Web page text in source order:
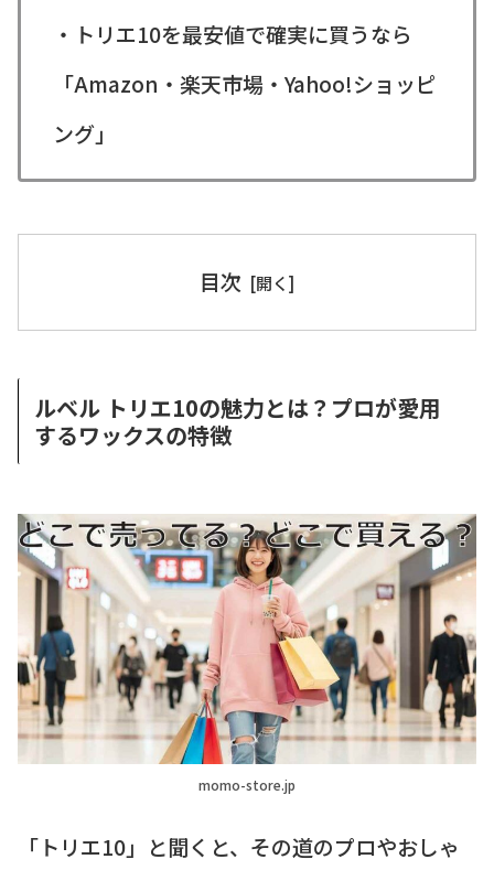
・トリエ10を最安値で確実に買うなら
「Amazon・楽天市場・Yahoo!ショッピ
ング」
目次
ルベル トリエ10の魅力とは？プロが愛用
するワックスの特徴
momo-store.jp
「トリエ10」と聞くと、その道のプロやおしゃ